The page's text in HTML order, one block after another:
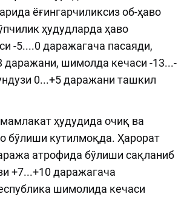
ёғингарчиликсиз об-ҳаво
ҳудудларда ҳаво
-5....0 даражагача пасаяди,
даражани, шимолда кечаси -13...-
0...+5 даражани ташкил
ҳудудида очиқ ва
бўлиши кутилмоқда. Ҳарорат
атрофида бўлиши сақланиб
+7...+10 даражагача
шимолида кечаси